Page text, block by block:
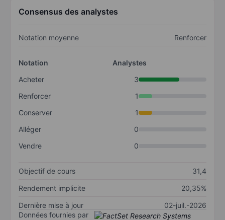
Consensus des analystes
Notation moyenne Renforcer
Notation
Analystes
Acheter
3
Renforcer
1
Conserver
1
Alléger
0
Vendre
0
Objectif de cours
31,4
Rendement implicite
20,35%
Dernière mise à jour
02-juil.-2026
Données fournies par